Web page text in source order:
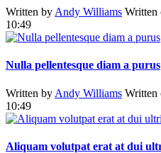
Written by Andy Williams Written
10:49
Nulla pellentesque diam a purus
Written by Andy Williams Written
10:49
Aliquam volutpat erat at dui